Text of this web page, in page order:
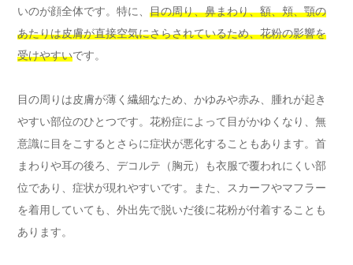
いのが顔全体です。特に、 目の周り、鼻まわり、額、頬、顎の
あたりは皮膚が直接空気にさらされているため、花粉の影響を
受けやすいです。
目の周りは皮膚が薄く繊細なため、かゆみや赤み、腫れが起き
やすい部位のひとつです。花粉症によって目がかゆくなり、無
意識に目をこするとさらに症状が悪化することもあります。首
まわりや耳の後ろ、デコルテ（胸元）も衣服で覆われにくい部
位であり、症状が現れやすいです。また、スカーフやマフラー
を着用していても、外出先で脱いだ後に花粉が付着することも
あります。